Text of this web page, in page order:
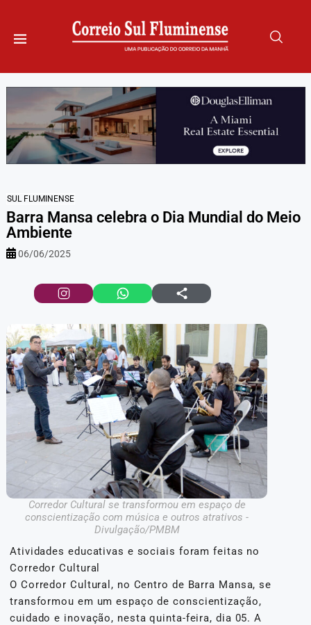
SUL FLUMINENSE
Barra Mansa celebra o Dia Mundial do Meio
Ambiente
06/06/2025
Corredor Cultural se transformou em espaço de
conscientização com música e outros atrativos -
Divulgação/PMBM
Atividades educativas e sociais foram feitas no
Corredor Cultural
O Corredor Cultural, no Centro de Barra Mansa, se
transformou em um espaço de conscientização,
cuidado e inovação, nesta quinta-feira, dia 05. A